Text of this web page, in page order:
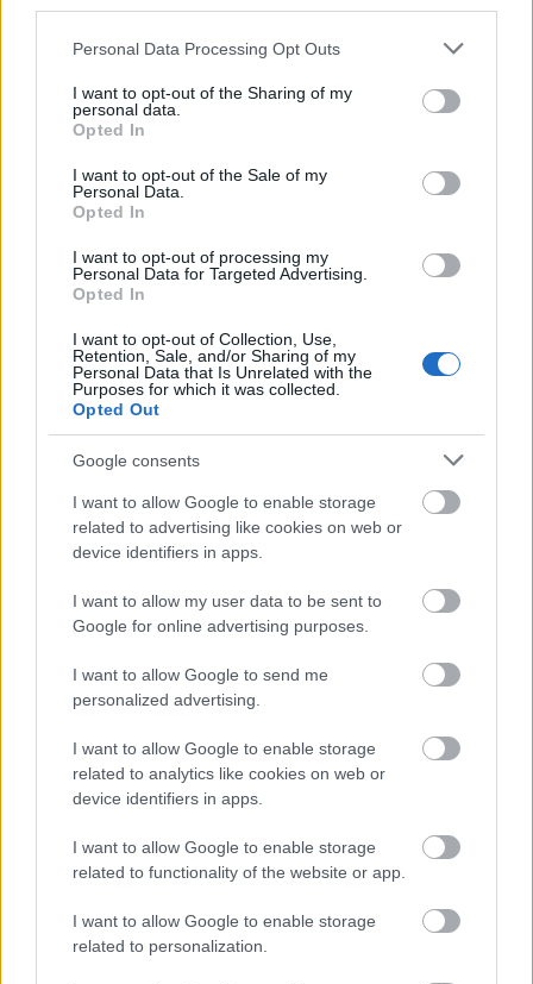
Please note that this website/app uses one or more Google
not limited to your visit or usage behaviour. You may click to
grant or deny consent to Google and its third-party tags to
use your data for below specified purposes in below Google
consent section.
Personal Data Processing Opt Outs
I want to opt-out of the Sharing of my
personal data.
Opted In
I want to opt-out of the Sale of my
Personal Data.
Opted In
I want to opt-out of processing my
Personal Data for Targeted Advertising.
Opted In
I want to opt-out of Collection, Use,
Retention, Sale, and/or Sharing of my
Personal Data that Is Unrelated with the
Purposes for which it was collected.
Opted Out
Google consents
I want to allow Google to enable storage
related to advertising like cookies on web or
device identifiers in apps.
I want to allow my user data to be sent to
Google for online advertising purposes.
I want to allow Google to send me
personalized advertising.
I want to allow Google to enable storage
related to analytics like cookies on web or
device identifiers in apps.
I want to allow Google to enable storage
related to functionality of the website or app.
I want to allow Google to enable storage
related to personalization.
kellemesen meglephet egyik kollégád rajongása.
Nyilas (11. 23-12. 21.)Próbáld elkerülni a drámát a
családban, őrizd meg valóságérzetedet, zárd el a
haza olyan pasit, aki kirabolhat.
Bak (12. 22-01. 20.)Rossz hírt kaphatsz, a
járgányod is lerobbanhat, de tegyél meg mindent
kapcsolataid problémáinak megoldásáért: mutasd
meg szeretteidnek, mit érzel irántuk.
Vízöntő (01. 21-02. 19.)
nyakára hágsz a pénzednek, amiből nincs annyi,
hogy fedezhesd költséges életviteledet, de ha valaki
meglop, leplezd le a tettest.
Halak (02. 20-03. 20.)Nem látsz át valakin vagy
valamin, hiába vársz anyagi támogatást, ám ha túl
gyakran segítesz a rászorulókon, arra is szánj némi
időt, hogy magadról gondoskodj.